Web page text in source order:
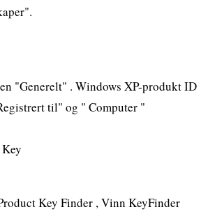
"Generelt" . Windows XP-produkt ID
til" og " Computer "
Key Finder , Vinn KeyFinder